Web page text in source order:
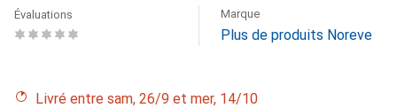
Évaluations Marque
Plus de produits Noreve
Livré entre sam, 26/9 et mer, 14/10